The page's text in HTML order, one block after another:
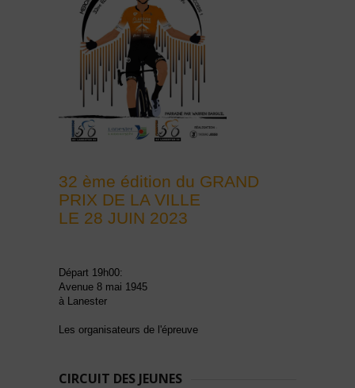
32 ème édition du GRAND
PRIX DE LA VILLE
LE 28 JUIN 2023
Départ 19h00:
Avenue 8 mai 1945
à Lanester
Les organisateurs de l'épreuve
CIRCUIT DES JEUNES